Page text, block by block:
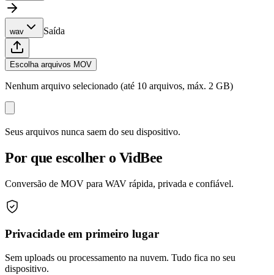
wav Saída
Escolha arquivos MOV
Nenhum arquivo selecionado (até 10 arquivos, máx. 2 GB)
Seus arquivos nunca saem do seu dispositivo.
Por que escolher o VidBee
Conversão de MOV para WAV rápida, privada e confiável.
Privacidade em primeiro lugar
Sem uploads ou processamento na nuvem. Tudo fica no seu
dispositivo.